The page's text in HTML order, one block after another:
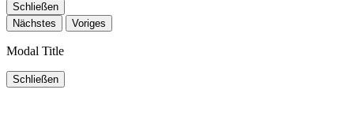
Schließen
Nächstes
Voriges
Modal Title
Schließen